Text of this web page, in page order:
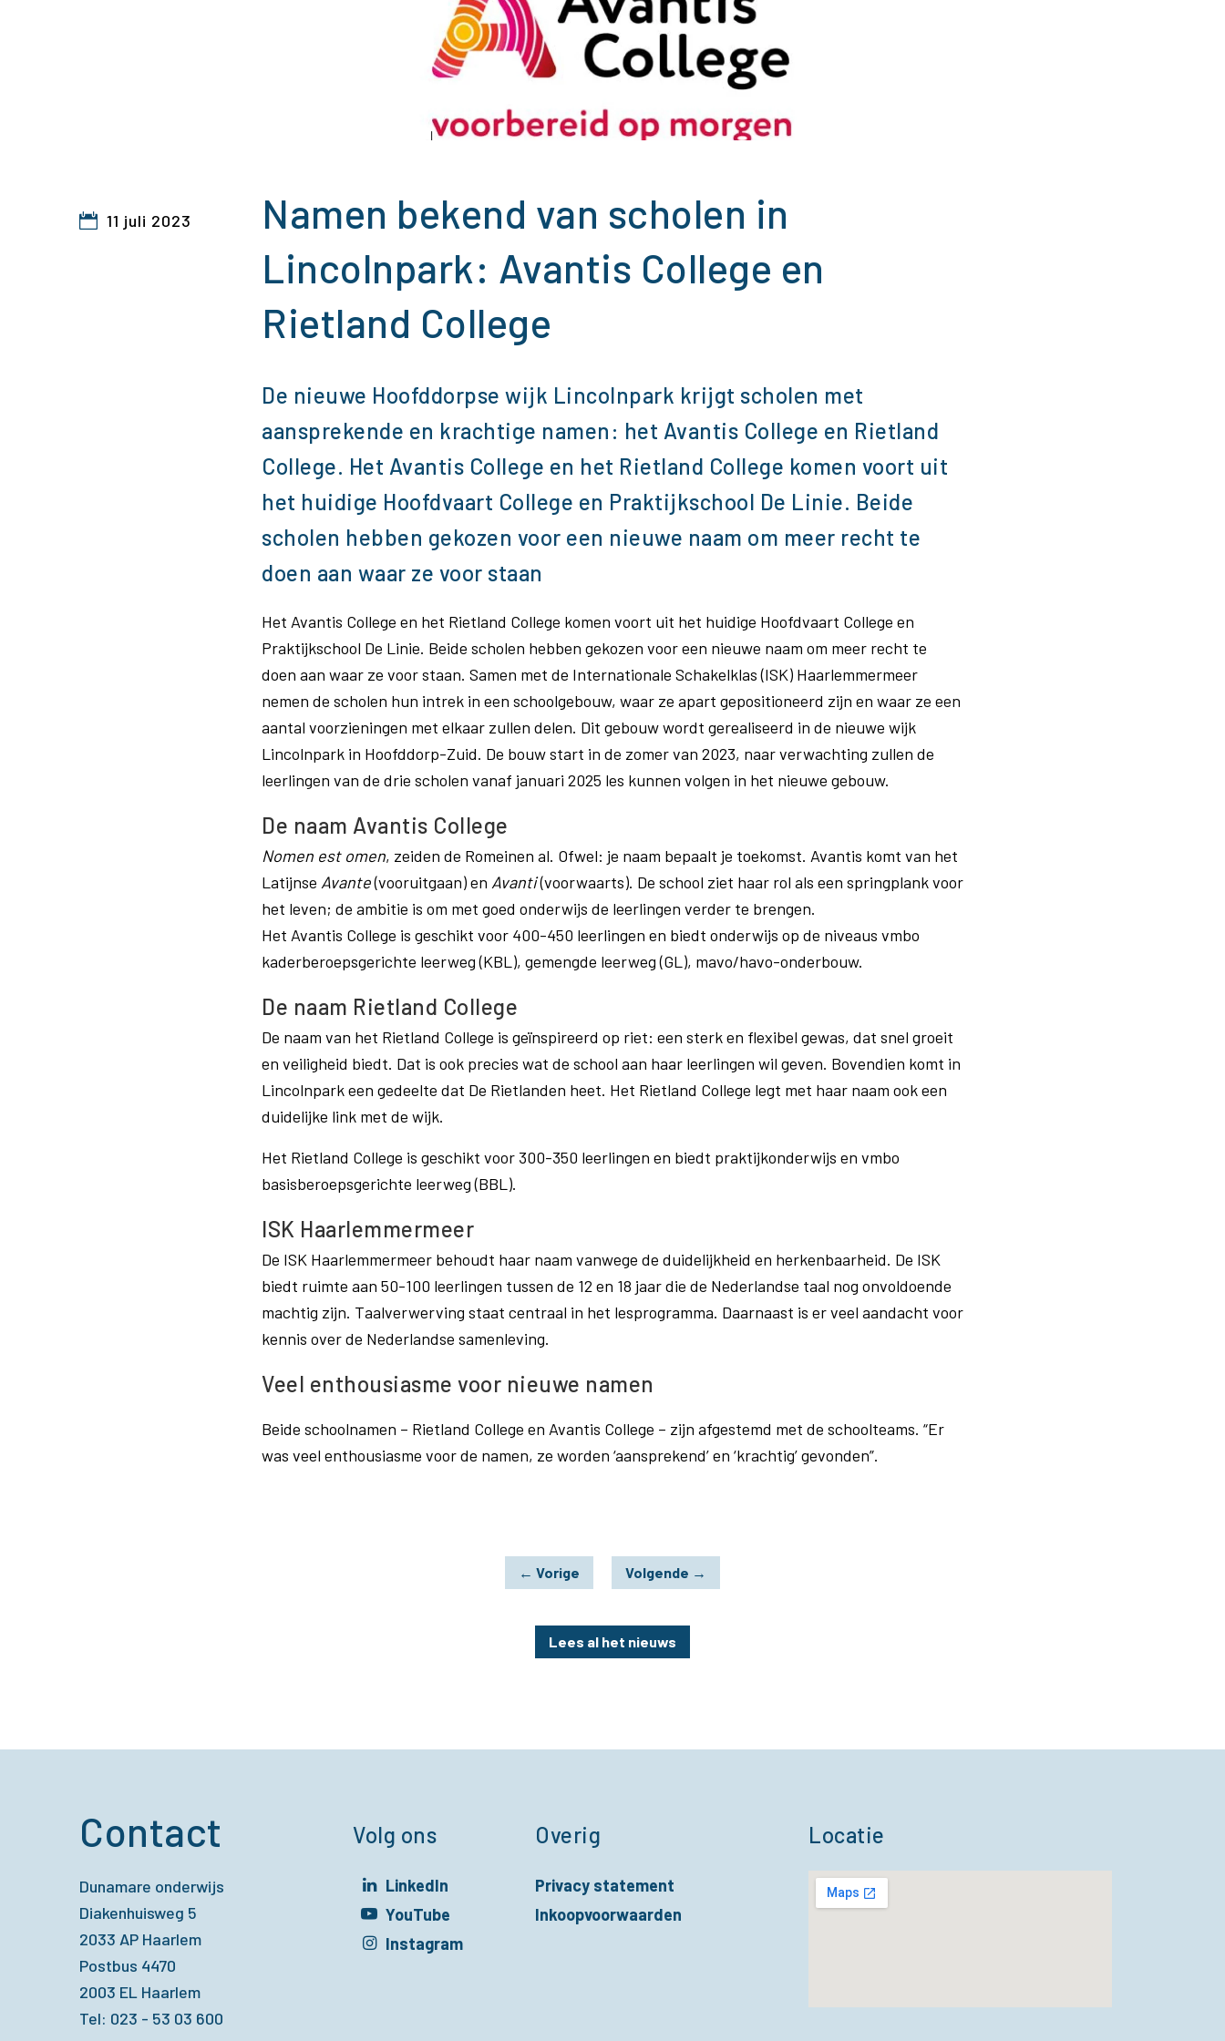
11 juli 2023
Namen bekend van scholen in
Lincolnpark: Avantis College en
Rietland College
De nieuwe Hoofddorpse wijk Lincolnpark krijgt scholen met
aansprekende en krachtige namen: het Avantis College en Rietland
College. Het Avantis College en het Rietland College komen voort uit
het huidige Hoofdvaart College en Praktijkschool De Linie. Beide
scholen hebben gekozen voor een nieuwe naam om meer recht te
doen aan waar ze voor staan
Het Avantis College en het Rietland College komen voort uit het huidige Hoofdvaart College en
Praktijkschool De Linie. Beide scholen hebben gekozen voor een nieuwe naam om meer recht te
doen aan waar ze voor staan. Samen met de Internationale Schakelklas (ISK) Haarlemmermeer
nemen de scholen hun intrek in een schoolgebouw, waar ze apart gepositioneerd zijn en waar ze een
aantal voorzieningen met elkaar zullen delen. Dit gebouw wordt gerealiseerd in de nieuwe wijk
Lincolnpark in Hoofddorp-Zuid. De bouw start in de zomer van 2023, naar verwachting zullen de
leerlingen van de drie scholen vanaf januari 2025 les kunnen volgen in het nieuwe gebouw.
De naam Avantis College
Nomen est omen, zeiden de Romeinen al. Ofwel: je naam bepaalt je toekomst. Avantis komt van het
Latijnse Avante(vooruitgaan) en Avanti(voorwaarts). De school ziet haar rol als een springplank voor
het leven; de ambitie is om met goed onderwijs de leerlingen verder te brengen.
Het Avantis College is geschikt voor 400-450 leerlingen en biedt onderwijs op de niveaus vmbo
kaderberoepsgerichte leerweg (KBL), gemengde leerweg (GL), mavo/havo-onderbouw.
De naam Rietland College
De naam van het Rietland College is geïnspireerd op riet: een sterk en flexibel gewas, dat snel groeit
en veiligheid biedt. Dat is ook precies wat de school aan haar leerlingen wil geven. Bovendien komt in
Lincolnpark een gedeelte dat De Rietlanden heet. Het Rietland College legt met haar naam ook een
duidelijke link met de wijk.
Het Rietland College is geschikt voor 300-350 leerlingen en biedt praktijkonderwijs en vmbo
basisberoepsgerichte leerweg (BBL).
ISK Haarlemmermeer
De ISK Haarlemmermeer behoudt haar naam vanwege de duidelijkheid en herkenbaarheid. De ISK
biedt ruimte aan 50-100 leerlingen tussen de 12 en 18 jaar die de Nederlandse taal nog onvoldoende
machtig zijn. Taalverwerving staat centraal in het lesprogramma. Daarnaast is er veel aandacht voor
kennis over de Nederlandse samenleving.
Veel enthousiasme voor nieuwe namen
Beide schoolnamen – Rietland College en Avantis College – zijn afgestemd met de schoolteams. “Er
was veel enthousiasme voor de namen, ze worden ‘aansprekend’ en ‘krachtig’ gevonden”.
← Vorige Volgende →
Lees al het nieuws
Contact
Dunamare onderwijs
Diakenhuisweg 5
2033 AP Haarlem
Postbus 4470
2003 EL Haarlem
Tel: 023 - 53 03 600
Volg ons
LinkedIn
Opent in een nieuw venster
YouTube
Opent in een nieuw venster
Instagram
Overig
Privacy statement
Inkoopvoorwaarden
Locatie